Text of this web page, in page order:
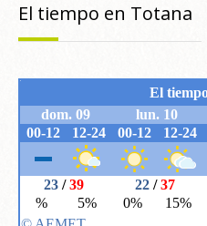
El tiempo en Totana